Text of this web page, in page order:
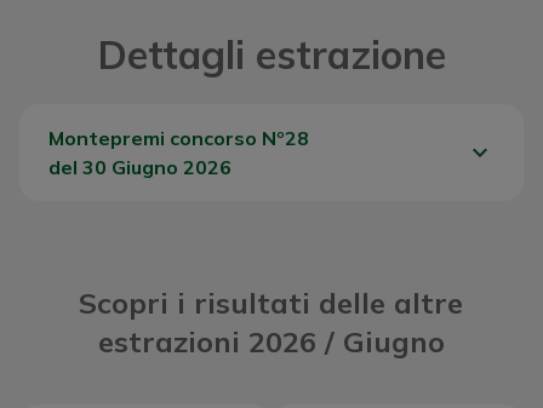
Dettagli estrazione
Montepremi concorso Nº28
del 30 Giugno 2026
keyboard_arrow_down
Scopri i risultati delle altre
estrazioni 2026 / Giugno